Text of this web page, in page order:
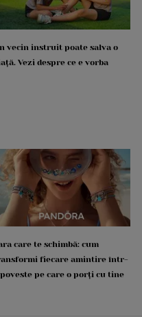
vecin instruit poate salva o
Vezi despre ce e vorba
care te schimbă: cum
fiecare amintire într-
pe care o porți cu tine